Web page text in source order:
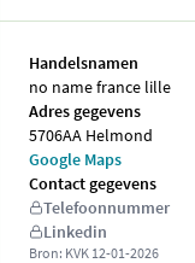
Handelsnamen
no name france lille
Adres gegevens
5706AA Helmond
Google Maps
Contact gegevens
Telefoonnummer
Linkedin
Bron: KVK 12-01-2026